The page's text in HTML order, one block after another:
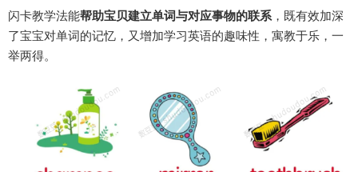
闪卡教学法能帮助宝贝建立单词与对应事物的联系，既有效加深
了宝宝对单词的记忆，又增加学习英语的趣味性，寓教于乐，一
举两得。